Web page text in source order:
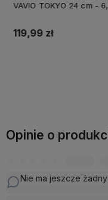
VAVIO TOKYO 24 cm -
119,99 zł
Opinie o
Nie ma jeszcze